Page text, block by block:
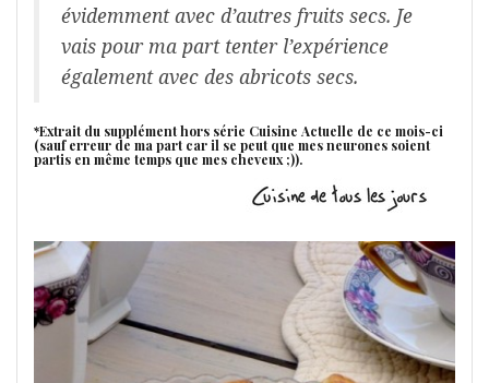
évidemment avec d’autres fruits secs. Je
vais pour ma part tenter l’expérience
également avec des abricots secs.
*Extrait du supplément hors série Cuisine Actuelle de ce mois-ci
(sauf erreur de ma part car il se peut que mes neurones soient
partis en même temps que mes cheveux ;)).